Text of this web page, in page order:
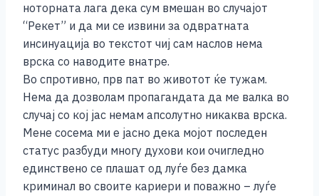
ноторната лага дека сум вмешан во случајот
“Рекет” и да ми се извини за одвратната
инсинуација во текстот чиј сам наслов нема
врска со наводите внатре.
Во спротивно, прв пат во животот ќе тужам.
Нема да дозволам пропагандата да ме валка во
случај со кој јас немам апсолутно никаква врска.
Мене сосема ми е јасно дека мојот последен
статус разбуди многу духови кои очигледно
единствено се плашат од луѓе без дамка
криминал во своите кариери и поважно – луѓе